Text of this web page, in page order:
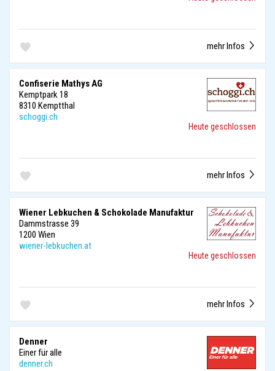
mehr Infos
Confiserie Mathys AG
Kemptpark 18
8310 Kemptthal
schoggi.ch
Heute geschlossen
mehr Infos
Wiener Lebkuchen & Schokolade Manufaktur
Dammstrasse 39
1200 Wien
wiener-lebkuchen.at
Heute geschlossen
mehr Infos
Denner
Einer für alle
denner.ch